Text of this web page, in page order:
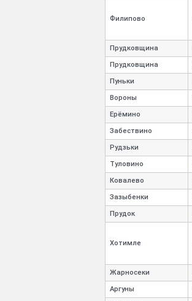
Филипово
Прудковщина
Прудковщина
Пуньки
Вороны
Ерёмино
Забествино
Рудзьки
Туловино
Ковалево
Зазыбенки
Прудок
Хотимле
Жарносеки
Аргуны